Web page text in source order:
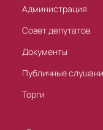
Администрация
Совет депутатов
Документы
Публичные
Торги